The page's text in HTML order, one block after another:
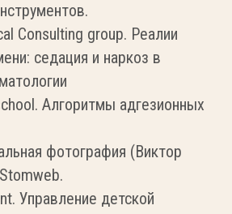
Consulting group. Реалии
седация и наркоз в
Алгоритмы адгезионных
фотография (Виктор
Управление детской